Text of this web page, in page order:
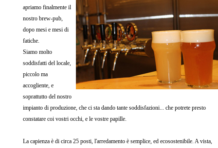
apriamo finalmente il
nostro brew-pub,
dopo mesi e mesi di
fatiche.
Siamo molto
soddisfatti del locale,
piccolo ma
accogliente, e
soprattutto del nostro
impianto di produzione, che ci sta dando tante soddisfazioni... che potrete presto
constatare coi vostri occhi, e le vostre papille.
La capienza è di circa 25 posti, l'arredamento è semplice, ed ecosostenibile. A vista,